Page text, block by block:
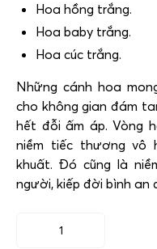
Hoa hồng trắng.
Hoa baby trắng.
Hoa cúc trắng.
Những cánh hoa
cho không gian đám
hết đỗi ấm áp. Vòng
niềm tiếc thương vô
khuất. Đó cũng là
người, kiếp đời bình an
Vòng